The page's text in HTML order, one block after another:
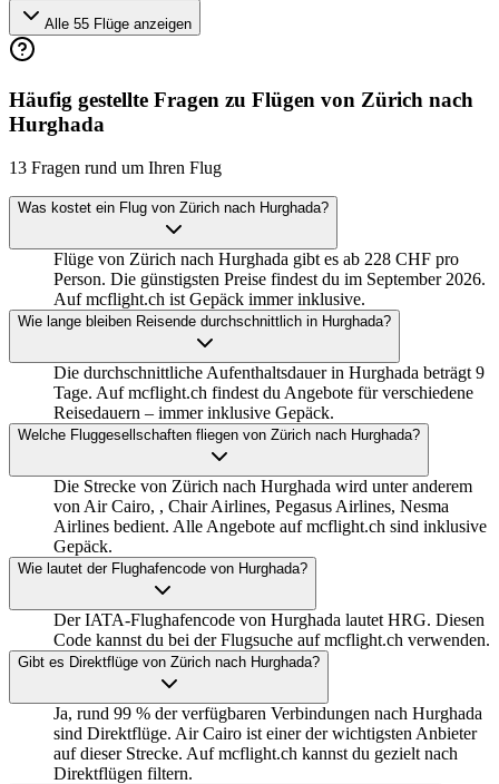
Alle 55 Flüge anzeigen
Häufig gestellte Fragen zu Flügen von Zürich nach
Hurghada
13 Fragen rund um Ihren Flug
Was kostet ein Flug von Zürich nach Hurghada?
Flüge von Zürich nach Hurghada gibt es ab 228 CHF pro
Person. Die günstigsten Preise findest du im September 2026.
Auf mcflight.ch ist Gepäck immer inklusive.
Wie lange bleiben Reisende durchschnittlich in Hurghada?
Die durchschnittliche Aufenthaltsdauer in Hurghada beträgt 9
Tage. Auf mcflight.ch findest du Angebote für verschiedene
Reisedauern – immer inklusive Gepäck.
Welche Fluggesellschaften fliegen von Zürich nach Hurghada?
Die Strecke von Zürich nach Hurghada wird unter anderem
von Air Cairo, , Chair Airlines, Pegasus Airlines, Nesma
Airlines bedient. Alle Angebote auf mcflight.ch sind inklusive
Gepäck.
Wie lautet der Flughafencode von Hurghada?
Der IATA-Flughafencode von Hurghada lautet HRG. Diesen
Code kannst du bei der Flugsuche auf mcflight.ch verwenden.
Gibt es Direktflüge von Zürich nach Hurghada?
Ja, rund 99 % der verfügbaren Verbindungen nach Hurghada
sind Direktflüge. Air Cairo ist einer der wichtigsten Anbieter
auf dieser Strecke. Auf mcflight.ch kannst du gezielt nach
Direktflügen filtern.